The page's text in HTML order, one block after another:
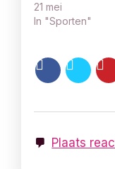
21 mei
In "Sporten"
Plaats